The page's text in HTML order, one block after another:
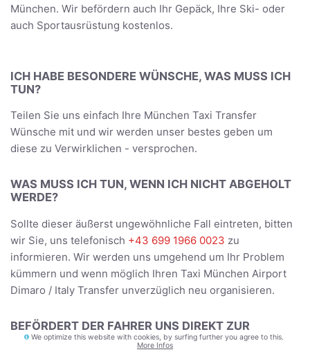
München. Wir befördern auch Ihr Gepäck, Ihre Ski- oder
auch Sportausrüstung kostenlos.
ICH HABE BESONDERE WÜNSCHE, WAS MUSS ICH
TUN?
Teilen Sie uns einfach Ihre München Taxi Transfer
Wünsche mit und wir werden unser bestes geben um
diese zu Verwirklichen - versprochen.
WAS MUSS ICH TUN, WENN ICH NICHT ABGEHOLT
WERDE?
Sollte dieser äußerst ungewöhnliche Fall eintreten, bitten
wir Sie, uns telefonisch +43 699 1966 0023 zu
informieren. Wir werden uns umgehend um Ihr Problem
kümmern und wenn möglich Ihren Taxi München Airport
Dimaro / Italy Transfer unverzüglich neu organisieren.
BEFÖRDERT DER FAHRER UNS DIREKT ZUR
UNTERKUNFT?
We optimize this website with cookies, by surfing further you agree to this.
More Infos